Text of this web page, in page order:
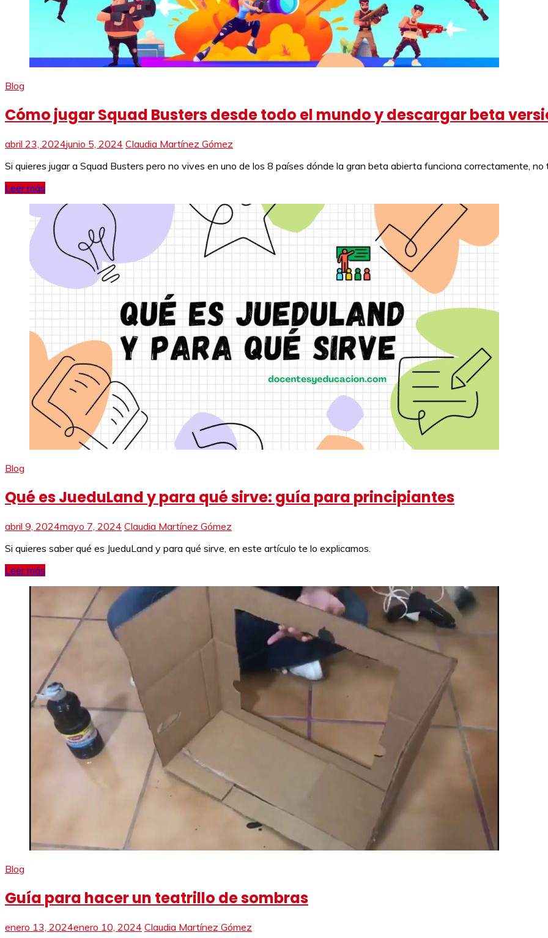
Blog
Cómo jugar Squad Busters desde todo el mundo y descargar beta
abril 23, 2024junio 5, 2024 Claudia Martínez Gómez
Si quieres jugar a Squad Busters pero no vives en uno de los 8 países dónde la gran beta abierta funciona correctamente, no
Leer más
Blog
Qué es JueduLand y para qué sirve: guía para principiantes
abril 9, 2024mayo 7, 2024 Claudia Martínez Gómez
Si quieres saber qué es JueduLand y para qué sirve, en este artículo te lo explicamos.
Leer más
Blog
Guía para hacer un teatrillo de sombras
enero 13, 2024enero 10, 2024 Claudia Martínez Gómez